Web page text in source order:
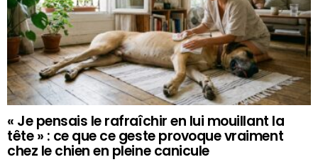
« Je pensais le rafraîchir en lui mouillant la
tête » : ce que ce geste provoque vraiment
chez le chien en pleine canicule